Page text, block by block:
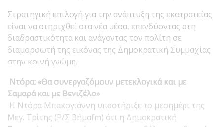
Στρατηγική επιλογή για την ανάπτυξη της εκστρατείας
είναι να στηριχθεί στα νέα μέσα, επενδύοντας στη
διαδραστικότητα και ανάγοντας τον πολίτη σε
διαμορφωτή της εικόνας της Δημοκρατική Συμμαχίας
στην κοινή γνώμη.
Ντόρα: «Θα συνεργαζόμουν μετεκλογικά και με
Σαμαρά και με Βενιζέλο»
Η Ντόρα Μπακογιάννη υποστήριξε το μεσημέρι της
Μεγ. Τρίτης (Ρ/Σ Βήμαfm) ότι η Δημοκρατική